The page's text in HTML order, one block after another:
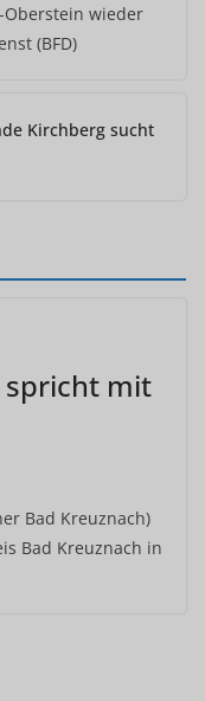
wieder
(BFD)
Kirchberg sucht
spricht mit
Bad Kreuznach)
Bad Kreuznach in